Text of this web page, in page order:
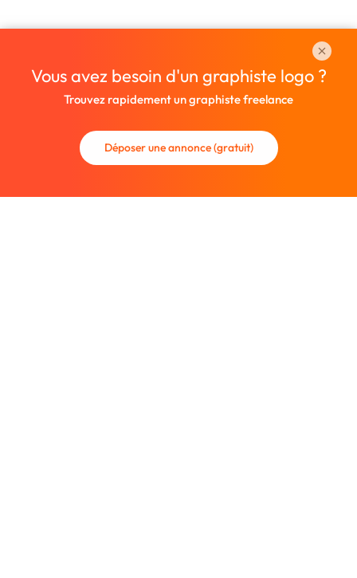
Vous avez besoin d'un graphiste logo ?
Trouvez rapidement un graphiste freelance
Déposer une annonce (gratuit)